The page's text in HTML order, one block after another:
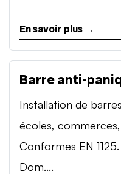
En savoir plus →
Barre anti-
Installation de
écoles, commerces,
Conformes EN
Dom....